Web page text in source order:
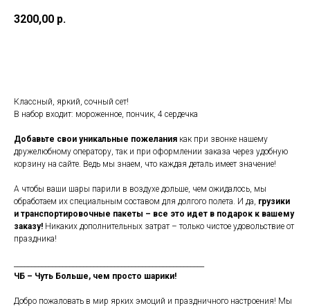
3200,00 р.
Классный, яркий, сочный сет!
В набор входит: мороженное, пончик, 4 сердечка
Добавьте свои уникальные пожелания как при звонке нашему
дружелюбному оператору, так и при оформлении заказа через удобную
корзину на сайте. Ведь мы знаем, что каждая деталь имеет значение!
А чтобы ваши шары парили в воздухе дольше, чем ожидалось, мы
обработаем их специальным составом для долгого полета. И да, грузики
и транспортировочные пакеты – все это идет в подарок к вашему
заказу! Никаких дополнительных затрат – только чистое удовольствие от
праздника!
ЧБ – Чуть Больше, чем просто шарики!
Добро пожаловать в мир ярких эмоций и праздничного настроения! Мы